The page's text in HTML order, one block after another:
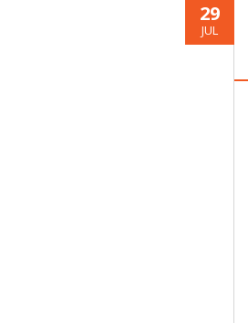
29
JUL